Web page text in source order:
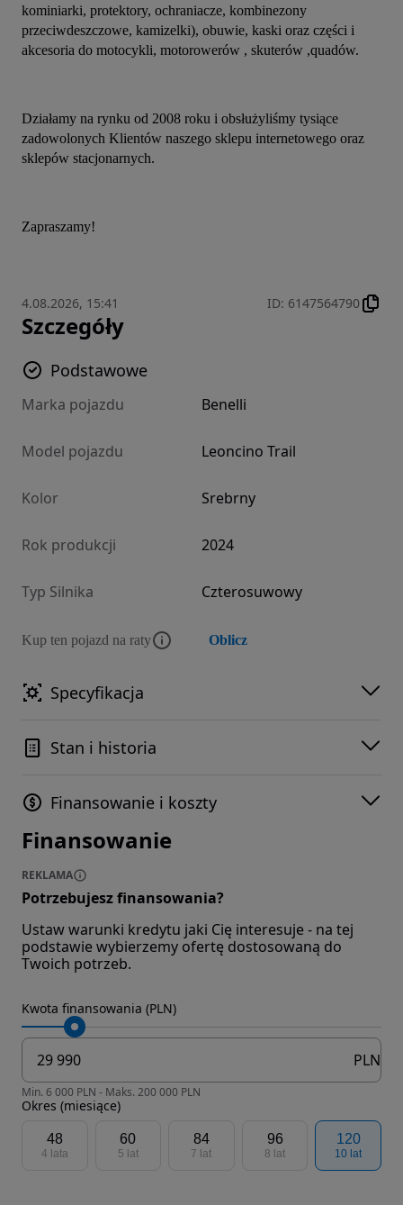
kominiarki, protektory, ochraniacze, kombinezony
przeciwdeszczowe, kamizelki), obuwie, kaski oraz części i
akcesoria do motocykli, motorowerów , skuterów ,quadów.
Działamy na rynku od 2008 roku i obsłużyliśmy tysiące
zadowolonych Klientów naszego sklepu internetowego oraz
sklepów stacjonarnych.
Zapraszamy!
4.08.2026, 15:41 ID: 6147564790
Szczegóły
Podstawowe
Marka pojazdu Benelli
Model pojazdu Leoncino Trail
Kolor Srebrny
Rok produkcji 2024
Typ Silnika Czterosuwowy
Kup ten pojazd na raty Oblicz
Specyfikacja
Stan i historia
Finansowanie i koszty
Finansowanie
REKLAMA
Potrzebujesz finansowania?
Ustaw warunki kredytu jaki Cię interesuje - na tej
podstawie wybierzemy ofertę dostosowaną do
Twoich potrzeb.
Kwota finansowania (PLN)
PLN
Min. 6 000 PLN - Maks. 200 000 PLN
Okres (miesiące)
48
4 lata
60
5 lat
84
7 lat
96
8 lat
120
10 lat